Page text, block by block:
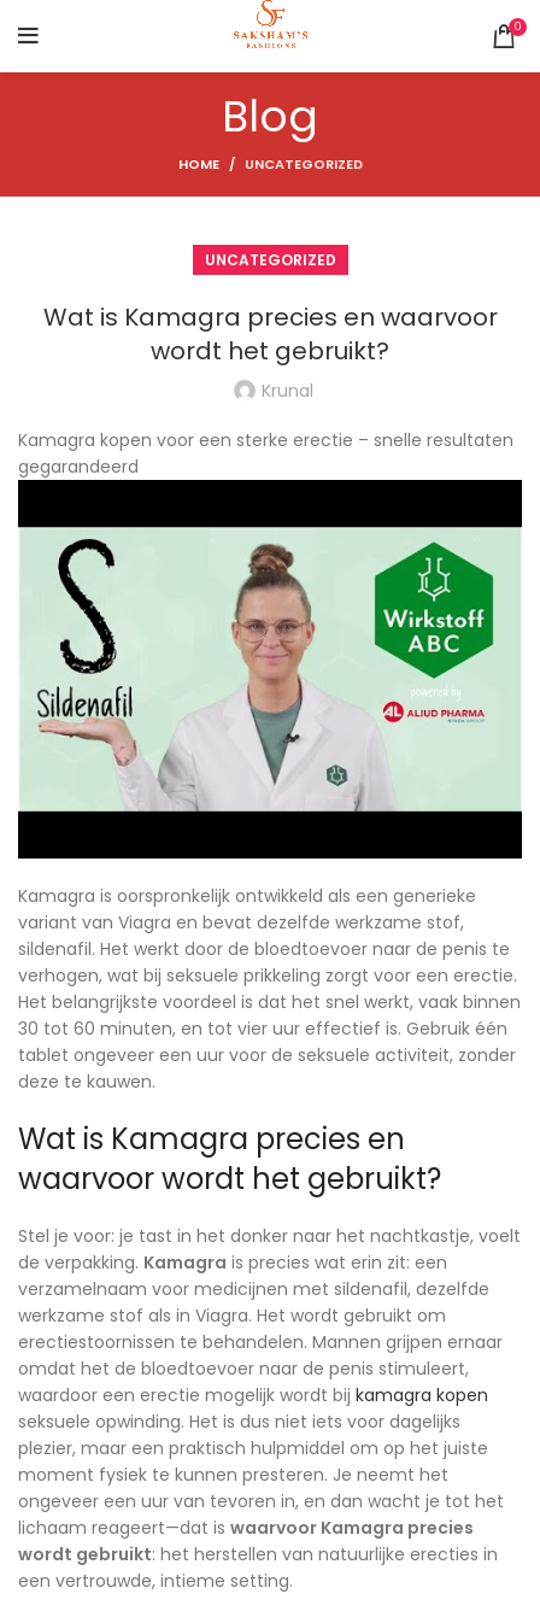
0
Blog
HOME UNCATEGORIZED
UNCATEGORIZED
Wat is Kamagra precies en waarvoor
wordt het gebruikt?
Krunal
Kamagra kopen voor een sterke erectie – snelle resultaten
gegarandeerd
Kamagra is oorspronkelijk ontwikkeld als een generieke
variant van Viagra en bevat dezelfde werkzame stof,
sildenafil. Het werkt door de bloedtoevoer naar de penis te
verhogen, wat bij seksuele prikkeling zorgt voor een erectie.
Het belangrijkste voordeel is dat het snel werkt, vaak binnen
30 tot 60 minuten, en tot vier uur effectief is. Gebruik één
tablet ongeveer een uur voor de seksuele activiteit, zonder
deze te kauwen.
Wat is Kamagra precies en
waarvoor wordt het gebruikt?
Stel je voor: je tast in het donker naar het nachtkastje, voelt
de verpakking. Kamagra is precies wat erin zit: een
verzamelnaam voor medicijnen met sildenafil, dezelfde
werkzame stof als in Viagra. Het wordt gebruikt om
erectiestoornissen te behandelen. Mannen grijpen ernaar
omdat het de bloedtoevoer naar de penis stimuleert,
waardoor een erectie mogelijk wordt bij kamagra kopen
seksuele opwinding. Het is dus niet iets voor dagelijks
plezier, maar een praktisch hulpmiddel om op het juiste
moment fysiek te kunnen presteren. Je neemt het
ongeveer een uur van tevoren in, en dan wacht je tot het
lichaam reageert—dat is waarvoor Kamagra precies
wordt gebruikt: het herstellen van natuurlijke erecties in
een vertrouwde, intieme setting.